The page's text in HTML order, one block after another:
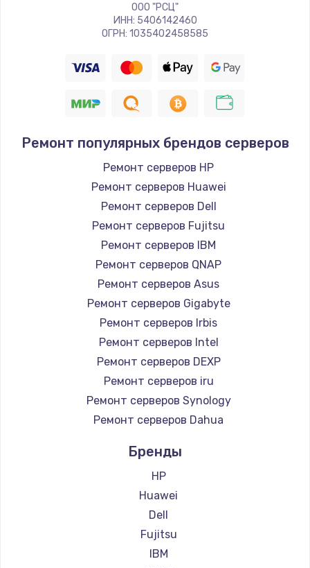
Настройка Wi-Fi
1260 руб.
Заказать
Замена шим-контроллера
Заказать
1200 руб.
Заказать
Установка драйверов
950 руб.
Заказать
Замена жесткого диска
1000 руб.
Заказать
Чистка от пыли
1330 руб.
Настройка ОС
Заказать
ООО "РСЦ"
ИНН: 5406142460
ОГРН: 1035402458585
Ремонт популярных брендов серверов
Ремонт серверов HP
Ремонт серверов Huawei
Ремонт серверов Dell
Ремонт серверов Fujitsu
Ремонт серверов IBM
Ремонт серверов QNAP
Ремонт серверов Asus
Ремонт серверов Gigabyte
Ремонт серверов Irbis
Ремонт серверов Intel
Ремонт серверов DEXP
Ремонт серверов iru
Ремонт серверов Synology
Ремонт серверов Dahua
Бренды
HP
Huawei
Dell
Fujitsu
IBM